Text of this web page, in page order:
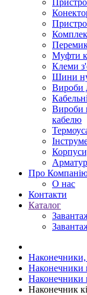
Муфти
Клеми
Шини
Вироби
Вироби
кабелю
Про
О нас
Контакти
Каталог
Наконечники,
Наконечники
Наконечники
Наконечник